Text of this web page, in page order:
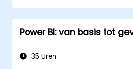
Power BI: van basis tot
35 Uren